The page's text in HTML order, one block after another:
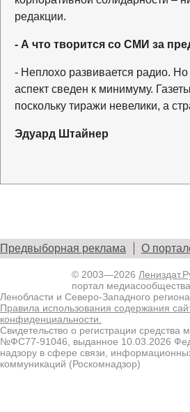
редакции.
- А что творится со СМИ за
- Неплохо развивается радио.
аспект сведен к минимуму.
поскольку тиражи невелики, а
Эдуард Штайнер
Предвыборная реклама О
© 2003—2026
портал
Ленобласти и Северо-Западного региона.
Правила использования содержания
конфиденциальности.
Свидетельство о регистрации
№ФС77-91046, выданное 10.03.2026
надзору в сфере связи,
коммуникаций (Роскомнадзор)